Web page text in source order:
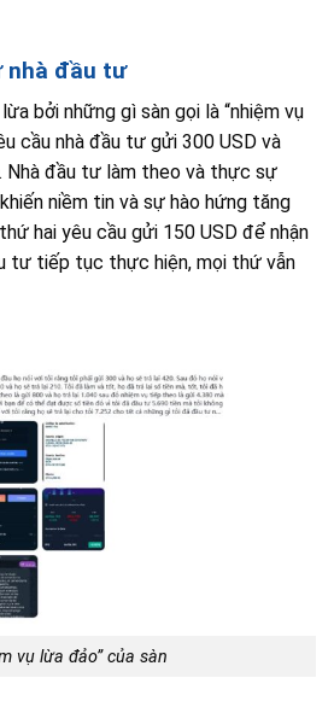
nhà đầu tư
bởi những gì sàn gọi là “nhiệm vụ
cầu nhà đầu tư gửi 300 USD và
Nhà đầu tư làm theo và thực sự
niềm tin và sự hào hứng tăng
hai yêu cầu gửi 150 USD để nhận
tư tiếp tục thực hiện, mọi thứ vẫn
vụ lừa đảo” của sàn